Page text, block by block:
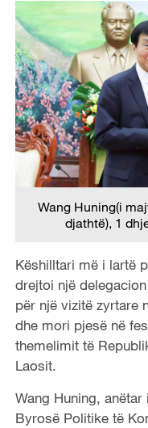
Wang Huning(i
djathtë), 1
Këshilltari më i lartë
drejtoi një
për një vizitë zyrtare
dhe mori pjesë në
themelimit të
Laosit.
Wang Huning,
Byrosë Politike të